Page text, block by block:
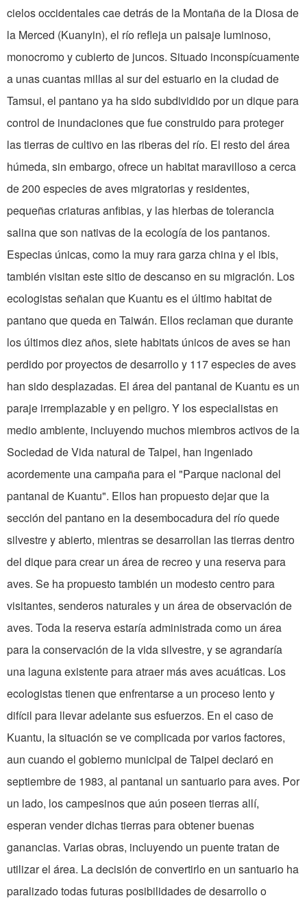
cielos occidentales cae detrás de la Montaña de la Diosa de
la Merced (Kuanyin), el río refleja un paisaje luminoso,
monocromo y cubierto de juncos. Situado inconspícuamente
a unas cuantas millas al sur del estuario en la ciudad de
Tamsui, el pantano ya ha sido subdividido por un dique para
control de inundaciones que fue construido para proteger
las tierras de cultivo en las riberas del río. El resto del área
húmeda, sin embargo, ofrece un habitat maravilloso a cerca
de 200 especies de aves migratorias y residentes,
pequeñas criaturas anfibias, y las hierbas de tolerancia
salina que son nativas de la ecología de los pantanos.
Especias únicas, como la muy rara garza china y el ibis,
también visitan este sitio de descanso en su migración. Los
ecologistas señalan que Kuantu es el último habitat de
pantano que queda en Taiwán. Ellos reclaman que durante
los últimos diez años, siete habitats únicos de aves se han
perdido por proyectos de desarrollo y 117 especies de aves
han sido desplazadas. El área del pantanal de Kuantu es un
paraje irremplazable y en peligro. Y los especialistas en
medio ambiente, incluyendo muchos miembros activos de la
Sociedad de Vida natural de Taipei, han ingeniado
acordemente una campaña para el "Parque nacional del
pantanal de Kuantu". Ellos han propuesto dejar que la
sección del pantano en la desembocadura del río quede
silvestre y abierto, mientras se desarrollan las tierras dentro
del dique para crear un área de recreo y una reserva para
aves. Se ha propuesto también un modesto centro para
visitantes, senderos naturales y un área de observación de
aves. Toda la reserva estaría administrada como un área
para la conservación de la vida silvestre, y se agrandaría
una laguna existente para atraer más aves acuáticas. Los
ecologistas tienen que enfrentarse a un proceso lento y
difícil para llevar adelante sus esfuerzos. En el caso de
Kuantu, la situación se ve complicada por varios factores,
aun cuando el gobierno municipal de Taipei declaró en
septiembre de 1983, al pantanal un santuario para aves. Por
un lado, los campesinos que aún poseen tierras allí,
esperan vender dichas tierras para obtener buenas
ganancias. Varias obras, incluyendo un puente tratan de
utilizar el área. La decisión de convertirlo en un santuario ha
paralizado todas futuras posibilidades de desarrollo o